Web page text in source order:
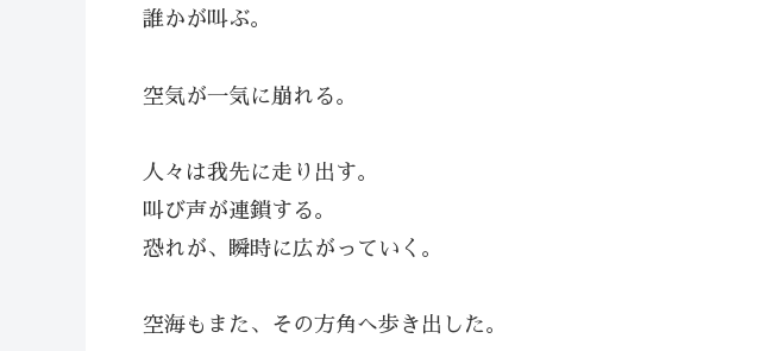
誰かが叫ぶ。
空気が一気に崩れる。
人々は我先に走り出す。
叫び声が連鎖する。
恐れが、瞬時に広がっていく。
空海もまた、その方角へ歩き出した。